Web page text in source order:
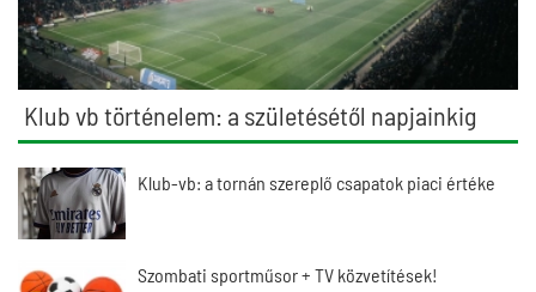
Klub vb történelem: a születésétől napjainkig
Klub-vb: a tornán szereplő csapatok piaci értéke
Szombati sportműsor + TV közvetítések!